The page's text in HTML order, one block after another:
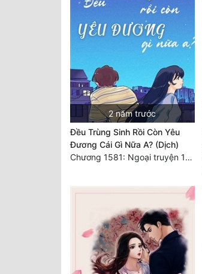
2 năm trước
Đều Trùng Sinh Rồi Còn Yêu
Đương Cái Gì Nữa A? (Dịch)
Chương 1581: Ngoại truyện 1 (9)